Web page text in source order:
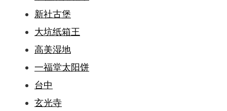
新社古堡
大坑纸箱王
高美湿地
一福堂太阳饼
台中
玄光寺